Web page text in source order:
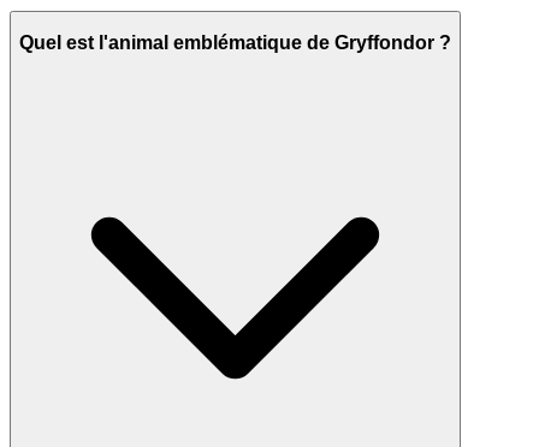
Quel est l'animal emblématique de Gryffondor ?